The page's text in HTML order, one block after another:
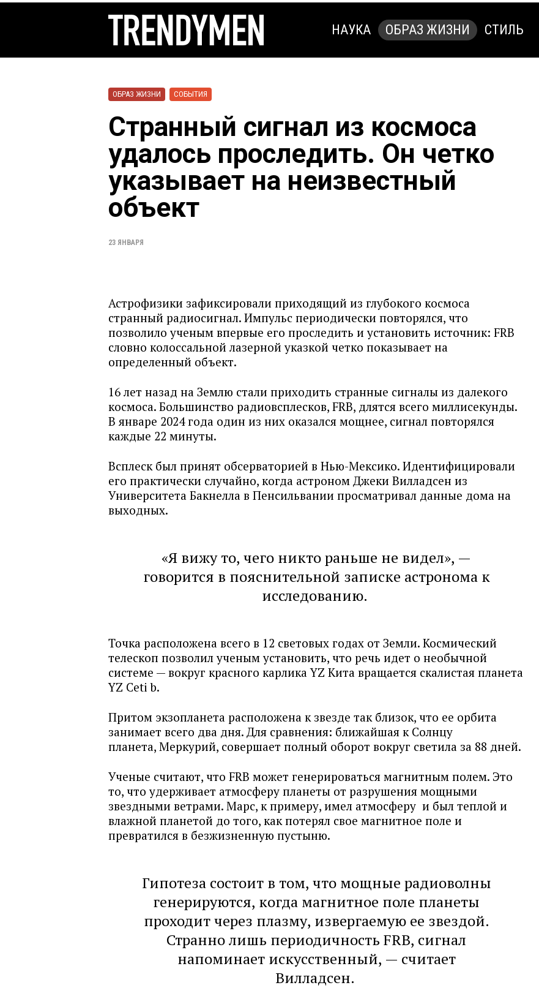
НАУКА ОБРАЗ ЖИЗНИ СТИЛЬ
ОБРАЗ ЖИЗНИ СОБЫТИЯ
Странный сигнал из космоса
удалось проследить. Он четко
указывает на неизвестный
объект
23 ЯНВАРЯ
Астрофизики зафиксировали приходящий из глубокого космоса
странный радиосигнал. Импульс периодически повторялся, что
позволило ученым впервые его проследить и установить источник: FRB
словно колоссальной лазерной указкой четко показывает на
определенный объект.
16 лет назад на Землю стали приходить странные сигналы из далекого
космоса. Большинство радиовсплесков, FRB, длятся всего миллисекунды.
В январе 2024 года один из них оказался мощнее, сигнал повторялся
каждые 22 минуты.
Всплеск был принят обсерваторией в Нью-Мексико. Идентифицировали
его практически случайно, когда астроном Джеки Вилладсен из
Университета Бакнелла в Пенсильвании просматривал данные дома на
выходных.
«Я вижу то, чего никто раньше не видел», —
говорится в пояснительной записке астронома к
исследованию.
Точка расположена всего в 12 световых годах от Земли. Космический
телескоп позволил ученым установить, что речь идет о необычной
системе — вокруг красного карлика YZ Кита вращается скалистая планета
YZ Ceti b.
Притом экзопланета расположена к звезде так близок, что ее орбита
занимает всего два дня. Для сравнения: ближайшая к Солнцу
планета, Меркурий, совершает полный оборот вокруг светила за 88 дней.
Ученые считают, что FRB может генерироваться магнитным полем. Это
то, что удерживает атмосферу планеты от разрушения мощными
звездными ветрами. Марс, к примеру, имел атмосферу и был теплой и
влажной планетой до того, как потерял свое магнитное поле и
превратился в безжизненную пустыню.
Гипотеза состоит в том, что мощные радиоволны
генерируются, когда магнитное поле планеты
проходит через плазму, извергаемую ее звездой.
Странно лишь периодичность FRB, сигнал
напоминает искусственный, — считает
Вилладсен.